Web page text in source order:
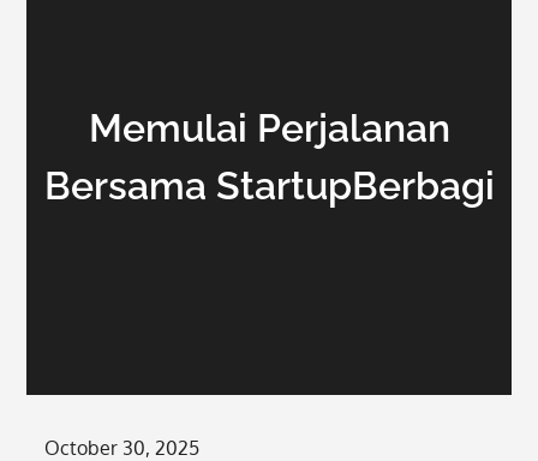
Memulai Perjalanan
Bersama StartupBerbagi
Posted
October 30, 2025